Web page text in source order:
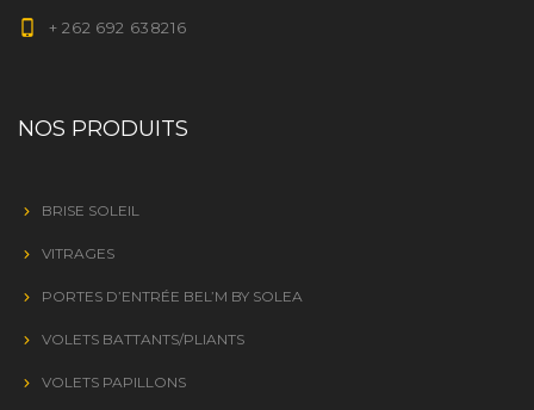
+ 262 692 638216
NOS PRODUITS
BRISE SOLEIL
VITRAGES
PORTES D’ENTRÉE BEL’M BY SOLEA
VOLETS BATTANTS/PLIANTS
VOLETS PAPILLONS